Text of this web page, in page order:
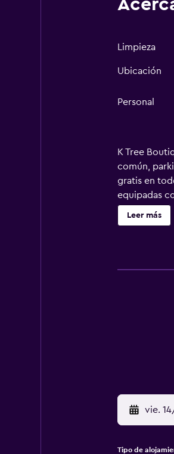
Limpieza
Ubicación
Personal
K Tree
común,
gratis en
equipadas
cuentan con
disponible e
Leer más
vie.
Tipo de